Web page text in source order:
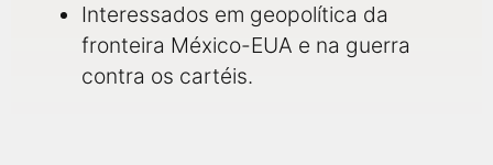
Interessados em geopolítica da
fronteira México-EUA e na guerra
contra os cartéis.